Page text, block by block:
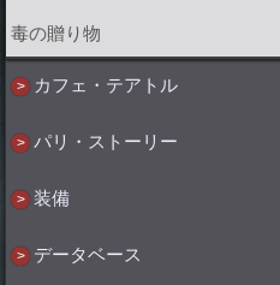
毒の贈り物
カフェ・テアトル
パリ・ストーリー
装備
データベース